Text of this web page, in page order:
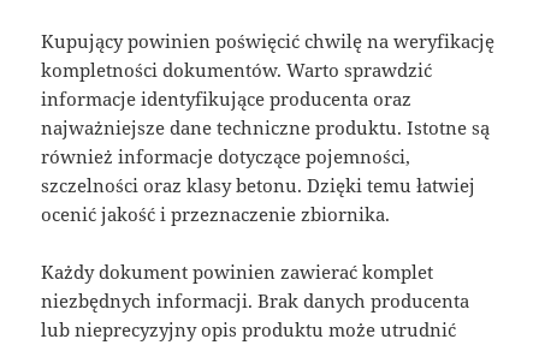
Kupujący powinien poświęcić chwilę na weryfikację
kompletności dokumentów. Warto sprawdzić
informacje identyfikujące producenta oraz
najważniejsze dane techniczne produktu. Istotne są
również informacje dotyczące pojemności,
szczelności oraz klasy betonu. Dzięki temu łatwiej
ocenić jakość i przeznaczenie zbiornika.
Każdy dokument powinien zawierać komplet
niezbędnych informacji. Brak danych producenta
lub nieprecyzyjny opis produktu może utrudnić